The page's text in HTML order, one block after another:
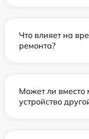
Что влияет на
ремонта?
Может ли вместо
устройство